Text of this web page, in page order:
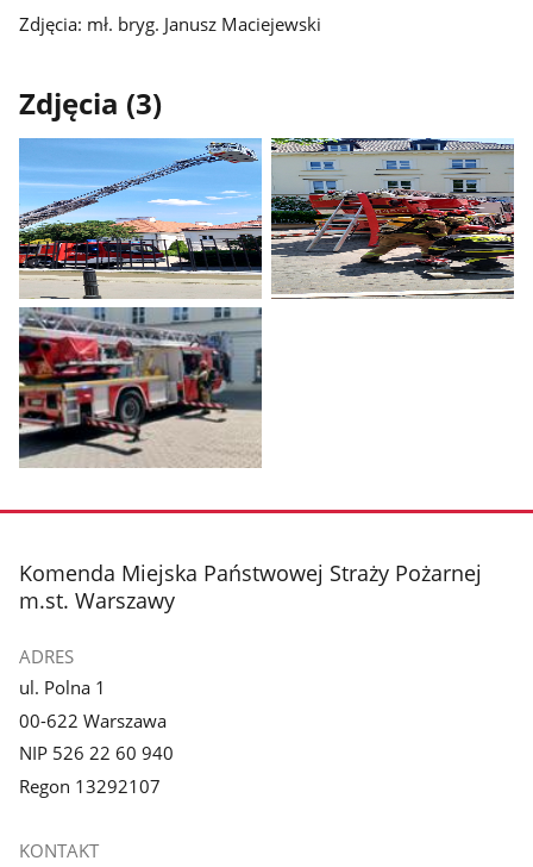
Zdjęcia: mł. bryg. Janusz Maciejewski
Zdjęcia (3)
Pokaż
zdjęcie
1
z
galerii.
zdjęcie
galerii.
stopka
Komenda Miejska Państwowej Straży Pożarnej
m.st. Warszawy
ADRES
ul. Polna 1
00-622 Warszawa
NIP 526 22 60 940
Regon 13292107
KONTAKT